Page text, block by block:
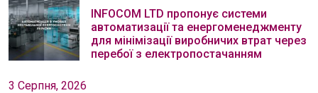
INFOCOM LTD пропонує системи
автоматизації та енергоменеджменту
для мінімізації виробничих втрат через
перебої з електропостачанням
3 Серпня, 2026